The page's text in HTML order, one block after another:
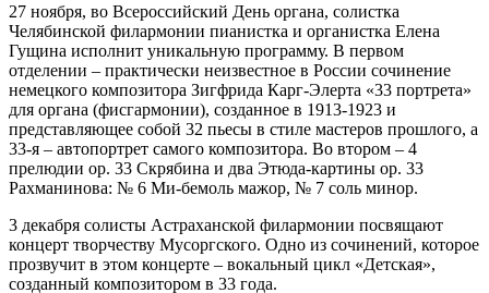
27 ноября, во Всероссийский День органа, солистка
Челябинской филармонии пианистка и органистка Елена
Гущина исполнит уникальную программу. В первом
отделении – практически неизвестное в России сочинение
немецкого композитора Зигфрида Карг-Элерта «33 портрета»
для органа (фисгармонии), созданное в 1913-1923 и
представляющее собой 32 пьесы в стиле мастеров прошлого, а
33-я – автопортрет самого композитора. Во втором – 4
прелюдии ор. 33 Скрябина и два Этюда-картины ор. 33
Рахманинова: № 6 Ми-бемоль мажор, № 7 соль минор.
3 декабря солисты Астраханской филармонии посвящают
концерт творчеству Мусоргского. Одно из сочинений, которое
прозвучит в этом концерте – вокальный цикл «Детская»,
созданный композитором в 33 года.